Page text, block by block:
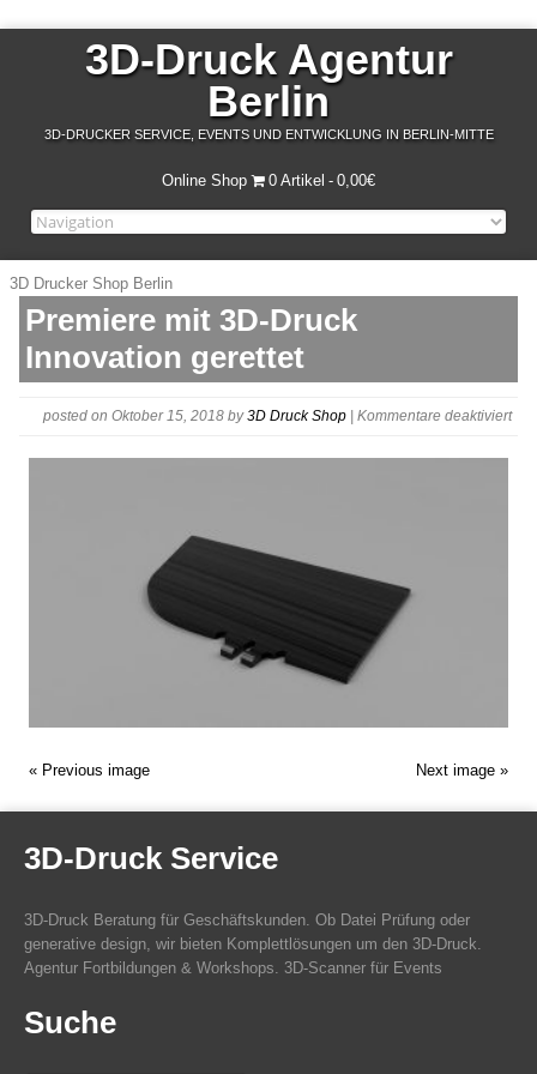
3D-Druck Agentur
Berlin
3D-DRUCKER SERVICE, EVENTS UND ENTWICKLUNG IN BERLIN-MITTE
Online Shop 0 Artikel 0,00€
3D Drucker Shop Berlin
Premiere mit 3D-Druck
Innovation gerettet
posted on Oktober 15, 2018 by3D Druck Shop Kommentare deaktiviertfür
Next image »
« Previous image
3D-Druck Service
3D-Druck Beratung für Geschäftskunden. Ob Datei Prüfung oder
generative design, wir bieten Komplettlösungen um den 3D-Druck.
Agentur Fortbildungen & Workshops. 3D-Scanner für Events
Suche